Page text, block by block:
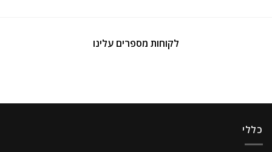
לקוחות מספרים עלינו
כללי